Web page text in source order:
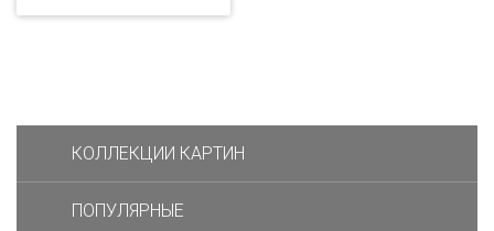
КОЛЛЕКЦИИ КАРТИН
ПОПУЛЯРНЫЕ